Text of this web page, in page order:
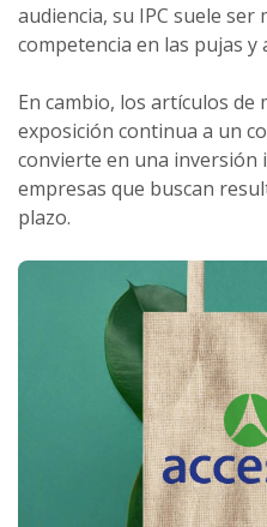
audiencia, su IPC suele ser
competencia en las pujas y
En cambio, los artículos de
exposición continua a un
convierte en una inversión
empresas que buscan
plazo.